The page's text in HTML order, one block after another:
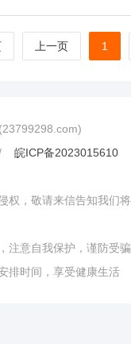
上一页 1
皖ICP备2023015610
权，敬请来信告知我们将
注意自我保护，谨防受骗
排时间，享受健康生活